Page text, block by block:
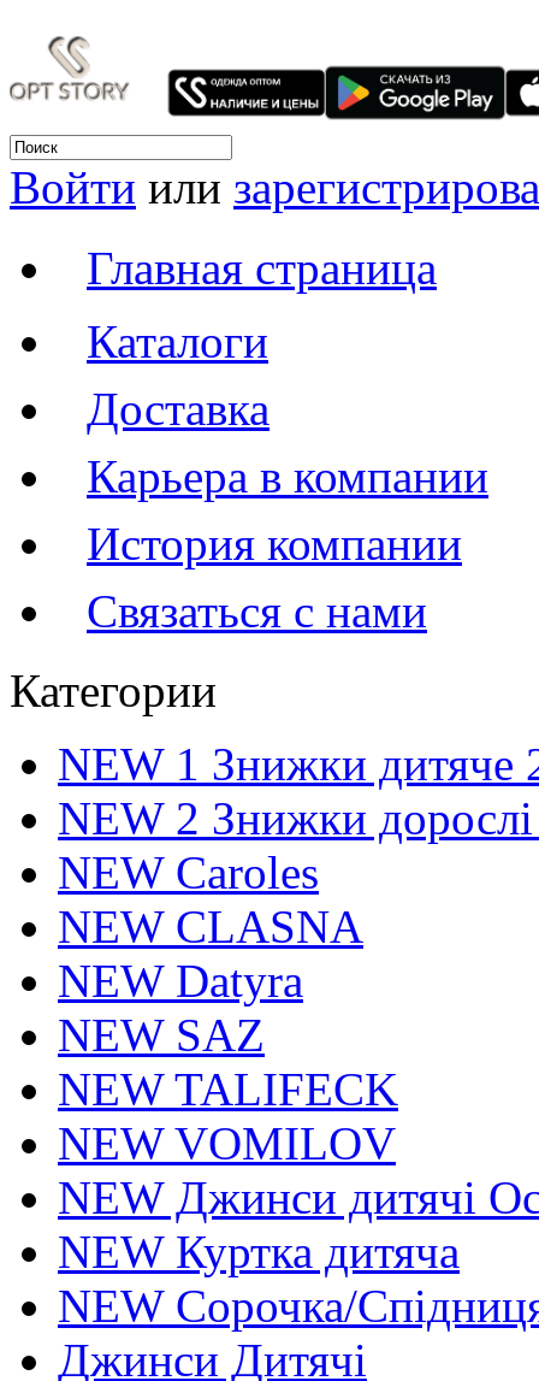
Войти или
Главная страница
Каталоги
Доставка
Карьера в компании
История компании
Связаться с нами
Категории
NEW 1 Знижки дитяче
NEW 2 Знижки
NEW Caroles
NEW CLASNA
NEW Datyra
NEW SAZ
NEW TALIFECK
NEW VOMILOV
NEW Джинси дитячі
NEW Куртка дитяча
NEW Сорочка/
Джинси Дитячі